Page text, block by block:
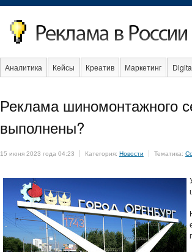
Аналитика Кейсы Креатив Маркетинг
Стартапы
Факты Event Интервью
Реклама шиномонтажного
выполнены?
15 июня 2023 года 04:23 Категория: Новости Тематика: